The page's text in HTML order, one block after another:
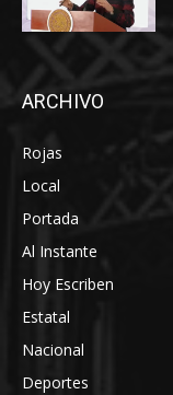
ARCHIVO
Rojas
Local
Portada
Al Instante
Hoy Escriben
Estatal
Nacional
Deportes